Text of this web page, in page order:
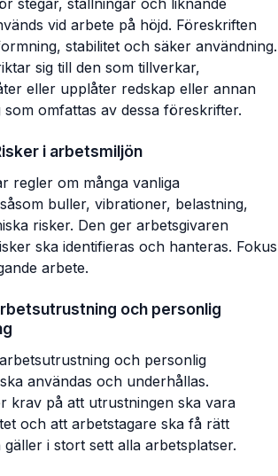
stegar, ställningar och liknande
vid arbete på höjd. Föreskriften
stabilitet och säker användning.
sig till den som tillverkar,
eller upplåter redskap eller annan
omfattas av dessa föreskrifter.
i arbetsmiljön
regler om många vanliga
buller, vibrationer, belastning,
risker. Den ger arbetsgivaren
ska identifieras och hanteras. Fokus
arbete.
och personlig
och personlig
användas och underhållas.
krav på att utrustningen ska vara
och att arbetstagare ska få rätt
i stort sett alla arbetsplatser.